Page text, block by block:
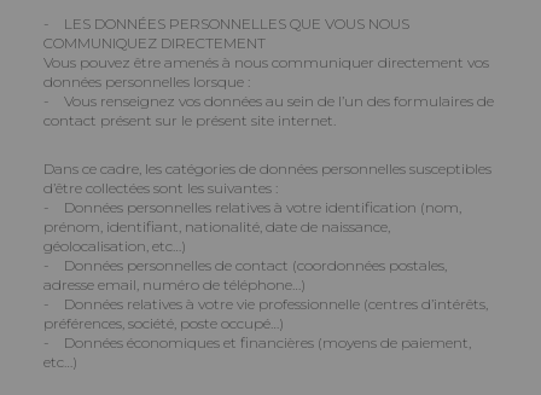
- LES DONNÉES PERSONNELLES QUE VOUS NOUS
COMMUNIQUEZ DIRECTEMENT
Vous pouvez être amenés à nous communiquer directement vos
données personnelles lorsque :
- Vous renseignez vos données au sein de l’un des formulaires de
contact présent sur le présent site internet.
Dans ce cadre, les catégories de données personnelles susceptibles
d’être collectées sont les suivantes :
- Données personnelles relatives à votre identification (nom,
prénom, identifiant, nationalité, date de naissance,
géolocalisation, etc…)
- Données personnelles de contact (coordonnées postales,
adresse email, numéro de téléphone…)
- Données relatives à votre vie professionnelle (centres d’intérêts,
préférences, société, poste occupé…)
- Données économiques et financières (moyens de paiement,
etc…)